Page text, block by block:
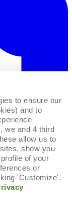
to ensure our
and to
we and 4 third
allow us to
show you
of your
or
'Customize'.